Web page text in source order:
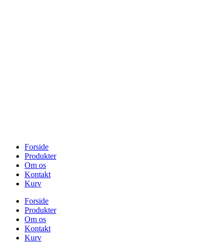
Forside
Produkter
Om os
Kontakt
Kurv
Forside
Produkter
Om os
Kontakt
Kurv